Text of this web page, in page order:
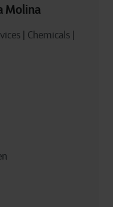
Molina
| Chemicals |